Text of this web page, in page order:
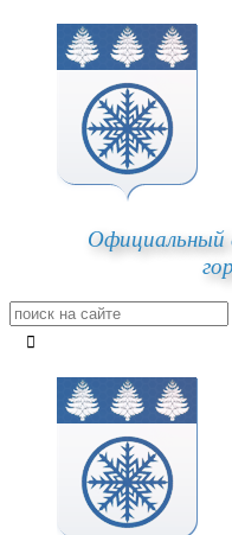
Официальный